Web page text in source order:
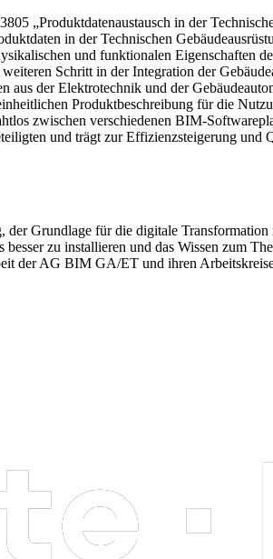
„Produktdatenaustausch in der
in der Technischen
und funktionalen Eigenschaften
Schritt in der Integration der
der Elektrotechnik und der
Produktbeschreibung für die
zwischen verschiedenen BIM-
und trägt zur Effizienzsteigerung
Grundlage für die digitale Transformation
zu installieren und das Wissen zum
der AG BIM GA/ET und ihren